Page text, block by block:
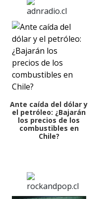
Ante caída del dólar y
el petróleo: ¿Bajarán
los precios de los
combustibles en
Chile?